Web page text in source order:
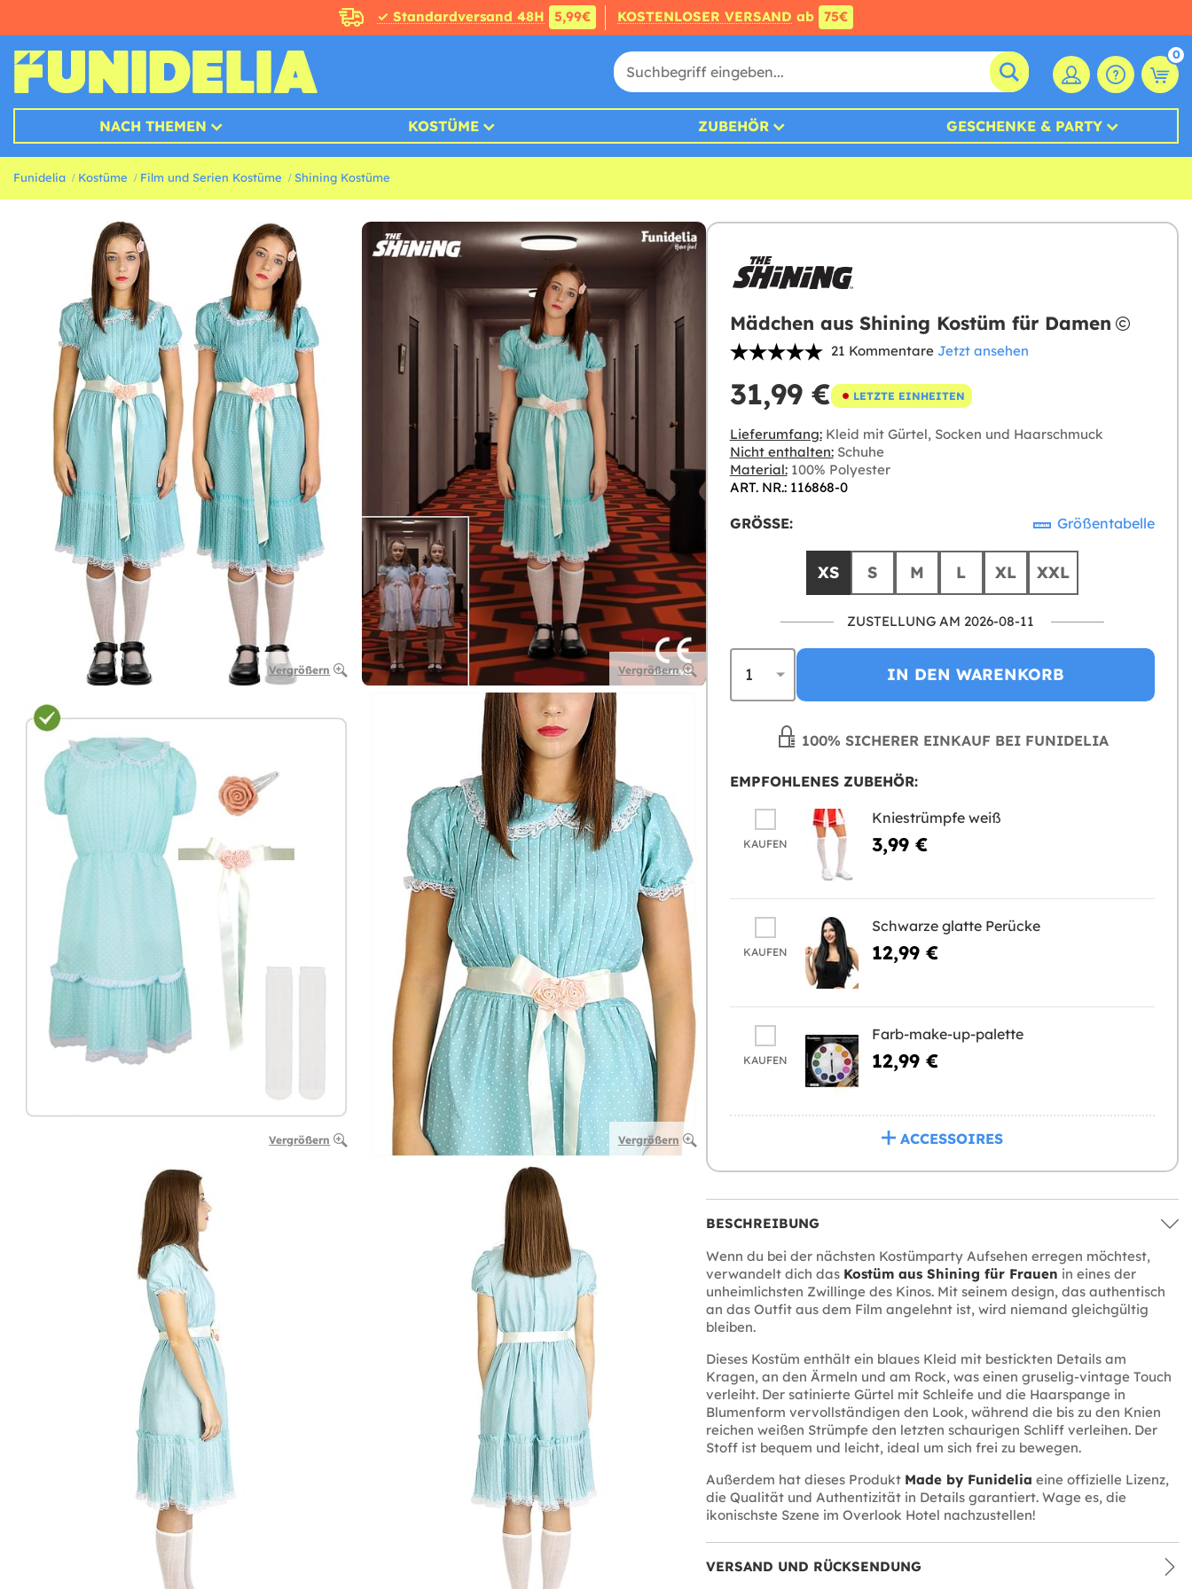
✓ Standardversand 48H 5,99€ KOSTENLOSER VERSAND ab 75€
0
NACH THEMEN KOSTÜME ZUBEHÖR GESCHENKE & PARTY
Funidelia Kostüme Film und Serien Kostüme Shining Kostüme
Vergrößern Vergrößern
Vergrößern Vergrößern
Mädchen aus Shining Kostüm für Damen
21 Kommentare Jetzt ansehen
31,99 € LETZTE EINHEITEN
Lieferumfang:Kleid mit Gürtel, Socken und Haarschmuck
Nicht enthalten:Schuhe
Material:100% Polyester
ART. NR.: 116868-0
GRÖSSE: Größentabelle
XS S M L XL XXL
ZUSTELLUNG AM 2026-08-11
IN DEN WARENKORB
100% SICHERER EINKAUF BEI FUNIDELIA
EMPFOHLENES ZUBEHÖR:
KAUFEN
Kniestrümpfe weiß
3,99 €
KAUFEN
Schwarze glatte Perücke
12,99 €
KAUFEN
Farb-make-up-palette
12,99 €
ACCESSOIRES
BESCHREIBUNG
Wenn du bei der nächsten Kostümparty Aufsehen erregen möchtest,
verwandelt dich das Kostüm aus Shining für Frauen in eines der
unheimlichsten Zwillinge des Kinos. Mit seinem design, das authentisch
an das Outfit aus dem Film angelehnt ist, wird niemand gleichgültig
bleiben.
Dieses Kostüm enthält ein blaues Kleid mit bestickten Details am
Kragen, an den Ärmeln und am Rock, was einen gruselig-vintage Touch
verleiht. Der satinierte Gürtel mit Schleife und die Haarspange in
Blumenform vervollständigen den Look, während die bis zu den Knien
reichen weißen Strümpfe den letzten schaurigen Schliff verleihen. Der
Stoff ist bequem und leicht, ideal um sich frei zu bewegen.
Außerdem hat dieses Produkt Made by Funidelia eine offizielle Lizenz,
die Qualität und Authentizität in Details garantiert. Wage es, die
ikonischste Szene im Overlook Hotel nachzustellen!
VERSAND UND RÜCKSENDUNG